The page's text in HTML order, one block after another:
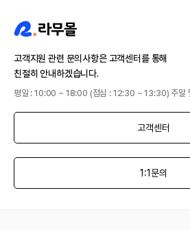
고객지원 관련 문의사항은 고객센터를 통해
친절히 안내하겠습니다.
평일 : 10:00 ~ 18:00 (점심 : 12:30 ~ 13:30) 주말
고객센터
1:1문의